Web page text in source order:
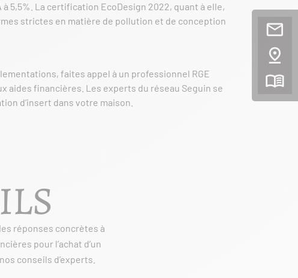
5,5%. La certification EcoDesign 2022, quant à elle,
strictes en matière de pollution et de conception
faites appel à un professionnel RGE
aides financières. Les experts du réseau Seguin se
d’insert dans votre maison.
réponses concrètes à
pour l’achat d’un
conseils d’experts.